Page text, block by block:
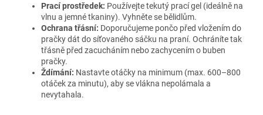
Prací prostředek: Používejte tekutý prací gel (ideálně na
vlnu a jemné tkaniny). Vyhněte se bělidlům.
Ochrana třásní: Doporučujeme pončo před vložením do
pračky dát do síťovaného sáčku na praní. Ochráníte tak
třásně před zacucháním nebo zachycením o buben
pračky.
Ždímání: Nastavte otáčky na minimum (max. 600–800
otáček za minutu), aby se vlákna nepolámala a
nevytahala.